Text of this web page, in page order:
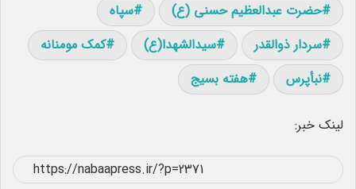
حضرت عبدالعظیم حسنی (ع)
سپاه
سردار ذوالقدر
سیدالشهدا(ع)
کمک مومنانه
نبأپرس
هفته بسیج
لینک خبر: